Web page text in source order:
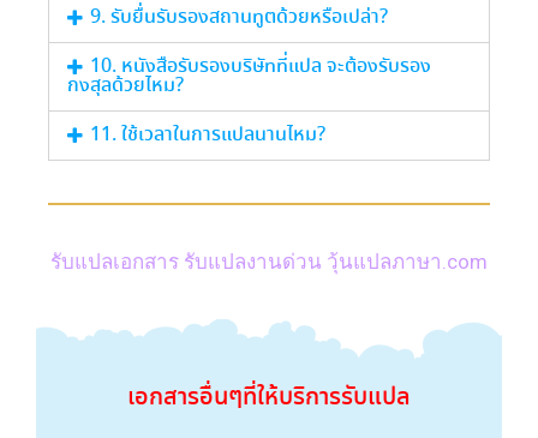
9. รับยื่นรับรองสถานทูตด้วยหรือเปล่า?
10. หนังสือรับรองบริษัทที่แปล จะต้องรับรอง
กงสุลด้วยไหม?
11. ใช้เวลาในการแปลนานไหม?
รับแปลเอกสาร รับแปลงานด่วน วุ้นแปลภาษา.com
เอกสารอื่นๆที่ให้บริการรับแปล